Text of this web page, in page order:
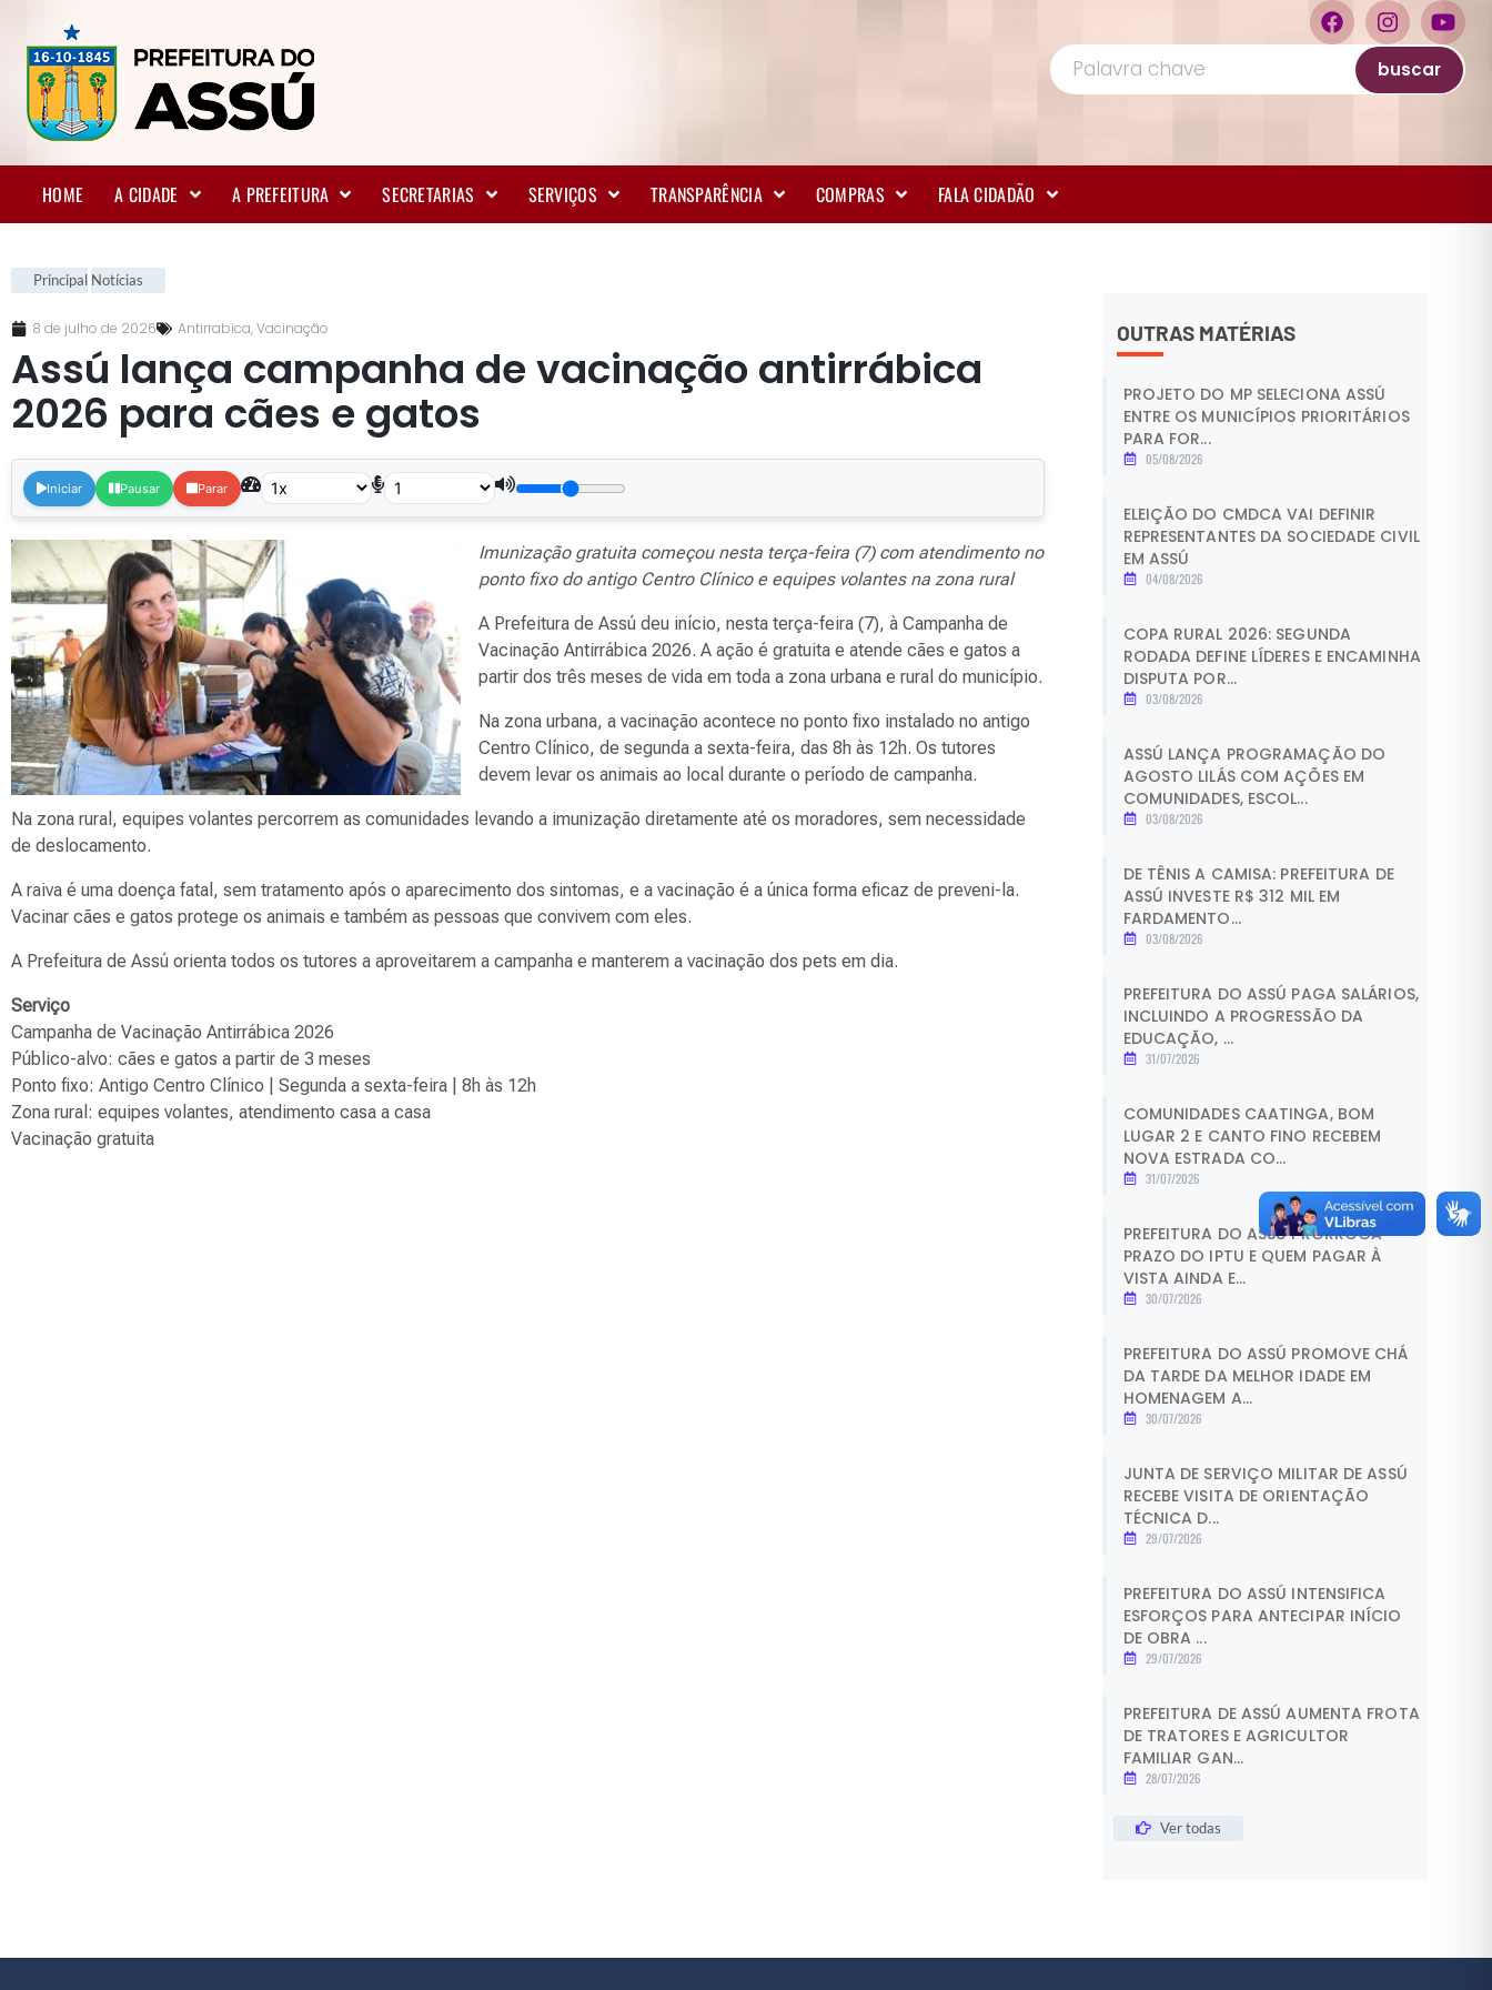
buscar
HOME A CIDADE A PREFEITURA SECRETARIAS SERVIÇOS TRANSPARÊNCIA COMPRAS FALA CIDADÃO
Principal Notícias
8 de julho de 2026 Antirrabica,Vacinação
Assú lança campanha de vacinação antirrábica
2026 para cães e gatos
Iniciar Pausar Parar
Imunização gratuita começou nesta terça-feira (7) com atendimento no
ponto fixo do antigo Centro Clínico e equipes volantes na zona rural
A Prefeitura de Assú deu início, nesta terça-feira (7), à Campanha de
Vacinação Antirrábica 2026. A ação é gratuita e atende cães e gatos a
partir dos três meses de vida em toda a zona urbana e rural do município.
Na zona urbana, a vacinação acontece no ponto fixo instalado no antigo
Centro Clínico, de segunda a sexta-feira, das 8h às 12h. Os tutores
devem levar os animais ao local durante o período de campanha.
Na zona rural, equipes volantes percorrem as comunidades levando a imunização diretamente até os moradores, sem necessidade
de deslocamento.
A raiva é uma doença fatal, sem tratamento após o aparecimento dos sintomas, e a vacinação é a única forma eficaz de preveni-la.
Vacinar cães e gatos protege os animais e também as pessoas que convivem com eles.
A Prefeitura de Assú orienta todos os tutores a aproveitarem a campanha e manterem a vacinação dos pets em dia.
Serviço
Campanha de Vacinação Antirrábica 2026
Público-alvo: cães e gatos a partir de 3 meses
Ponto fixo: Antigo Centro Clínico | Segunda a sexta-feira | 8h às 12h
Zona rural: equipes volantes, atendimento casa a casa
Vacinação gratuita
OUTRAS MATÉRIAS
PROJETO DO MP SELECIONA ASSÚ
ENTRE OS MUNICÍPIOS PRIORITÁRIOS
PARA FOR...
05/08/2026
ELEIÇÃO DO CMDCA VAI DEFINIR
REPRESENTANTES DA SOCIEDADE CIVIL
EM ASSÚ
04/08/2026
COPA RURAL 2026: SEGUNDA
RODADA DEFINE LÍDERES E ENCAMINHA
DISPUTA POR...
03/08/2026
ASSÚ LANÇA PROGRAMAÇÃO DO
AGOSTO LILÁS COM AÇÕES EM
COMUNIDADES, ESCOL...
03/08/2026
DE TÊNIS A CAMISA: PREFEITURA DE
ASSÚ INVESTE R$ 312 MIL EM
FARDAMENTO...
03/08/2026
PREFEITURA DO ASSÚ PAGA SALÁRIOS,
INCLUINDO A PROGRESSÃO DA
EDUCAÇÃO, ...
31/07/2026
COMUNIDADES CAATINGA, BOM
LUGAR 2 E CANTO FINO RECEBEM
NOVA ESTRADA CO...
31/07/2026
PREFEITURA DO ASSÚ PRORROGA
PRAZO DO IPTU E QUEM PAGAR À
VISTA AINDA E...
30/07/2026
PREFEITURA DO ASSÚ PROMOVE CHÁ
DA TARDE DA MELHOR IDADE EM
HOMENAGEM A...
30/07/2026
JUNTA DE SERVIÇO MILITAR DE ASSÚ
RECEBE VISITA DE ORIENTAÇÃO
TÉCNICA D...
29/07/2026
PREFEITURA DO ASSÚ INTENSIFICA
ESFORÇOS PARA ANTECIPAR INÍCIO
DE OBRA ...
29/07/2026
PREFEITURA DE ASSÚ AUMENTA FROTA
DE TRATORES E AGRICULTOR
FAMILIAR GAN...
28/07/2026
Ver todas